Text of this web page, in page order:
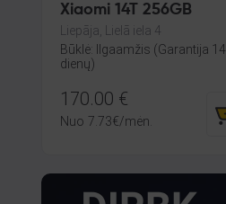
Xiaomi 14T 256GB
Liepāja, Lielā iela 4
Būklė: Ilgaamžis (Garantija 14
dienų)
170.00 €
Nuo 7.73€/mėn.